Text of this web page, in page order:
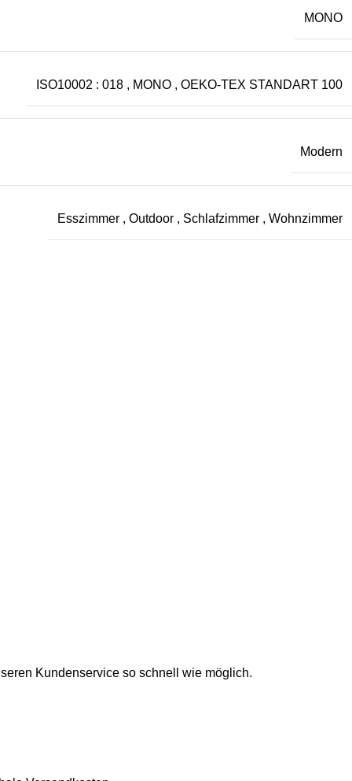
MONO
ISO10002 : 018 , MONO , OEKO-TEX STANDART 100
Modern
Esszimmer , Outdoor , Schlafzimmer , Wohnzimmer
Kundenservice so schnell wie möglich.